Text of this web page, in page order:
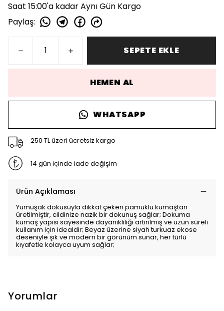
Saat 15:00'a kadar Aynı Gün Kargo
Paylaş:
SEPETE EKLE
HEMEN AL
WHATSAPP
250 TL üzeri ücretsiz kargo
14 gün içinde iade değişim
Ürün Açıklaması
Yumuşak dokusuyla dikkat çeken pamuklu kumaştan
üretilmiştir, cildinize nazik bir dokunuş sağlar; Dokuma
kumaş yapısı sayesinde dayanıklılığı artırılmış ve uzun süreli
kullanım için idealdir; Beyaz üzerine siyah turkuaz ekose
deseniyle şık ve modern bir görünüm sunar, her türlü
kıyafetle kolayca uyum sağlar;
Yorumlar